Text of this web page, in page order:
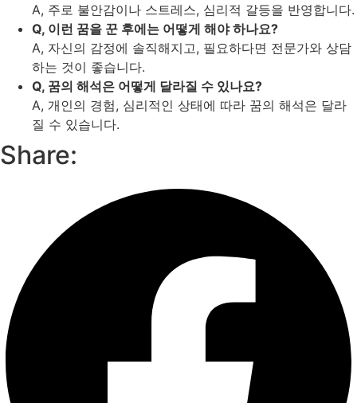
A, 주로 불안감이나 스트레스, 심리적 갈등을 반영합니다.
Q, 이런 꿈을 꾼 후에는 어떻게 해야 하나요?
A, 자신의 감정에 솔직해지고, 필요하다면 전문가와 상담
하는 것이 좋습니다.
Q, 꿈의 해석은 어떻게 달라질 수 있나요?
A, 개인의 경험, 심리적인 상태에 따라 꿈의 해석은 달라
질 수 있습니다.
Share: